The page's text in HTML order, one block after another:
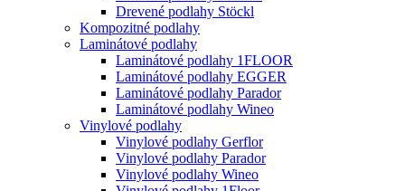
Drevené podlahy Stöckl
Kompozitné podlahy
Laminátové podlahy
Laminátové podlahy 1FLOOR
Laminátové podlahy EGGER
Laminátové podlahy Parador
Laminátové podlahy Wineo
Vinylové podlahy
Vinylové podlahy Gerflor
Vinylové podlahy Parador
Vinylové podlahy Wineo